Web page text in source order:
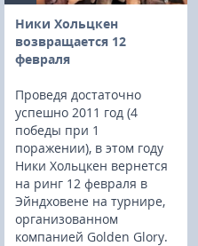
Ники Хольцкен
возвращается 12
февраля
Проведя достаточно
успешно 2011 год (4
победы при 1
поражении), в этом году
Ники Хольцкен вернется
на ринг 12 февраля в
Эйндховене на турнире,
организованном
компанией Golden Glory.